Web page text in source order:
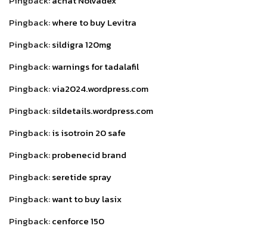
Pingback:where to buy Levitra
Pingback:sildigra 120mg
Pingback:warnings for tadalafil
Pingback:via2024.wordpress.com
Pingback:sildetails.wordpress.com
Pingback:is isotroin 20 safe
Pingback:probenecid brand
Pingback:seretide spray
Pingback:want to buy lasix
Pingback:cenforce 150